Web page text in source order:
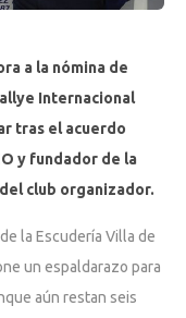
a la nómina de
Internacional
tras el acuerdo
y fundador de la
club organizador.
la Escudería Villa de
un espaldarazo para
aún restan seis